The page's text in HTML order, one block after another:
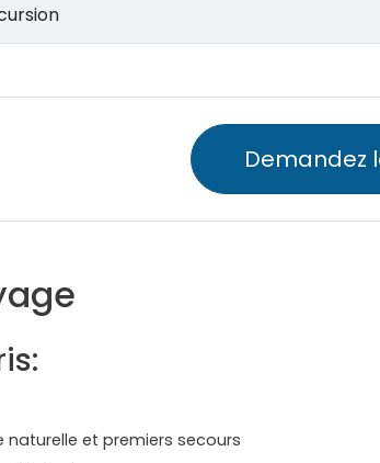
Demandez
naturelle et premiers secours